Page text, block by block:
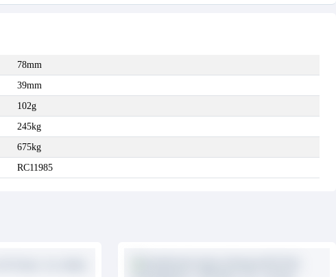
78mm
39mm
102g
245kg
675kg
RC11985